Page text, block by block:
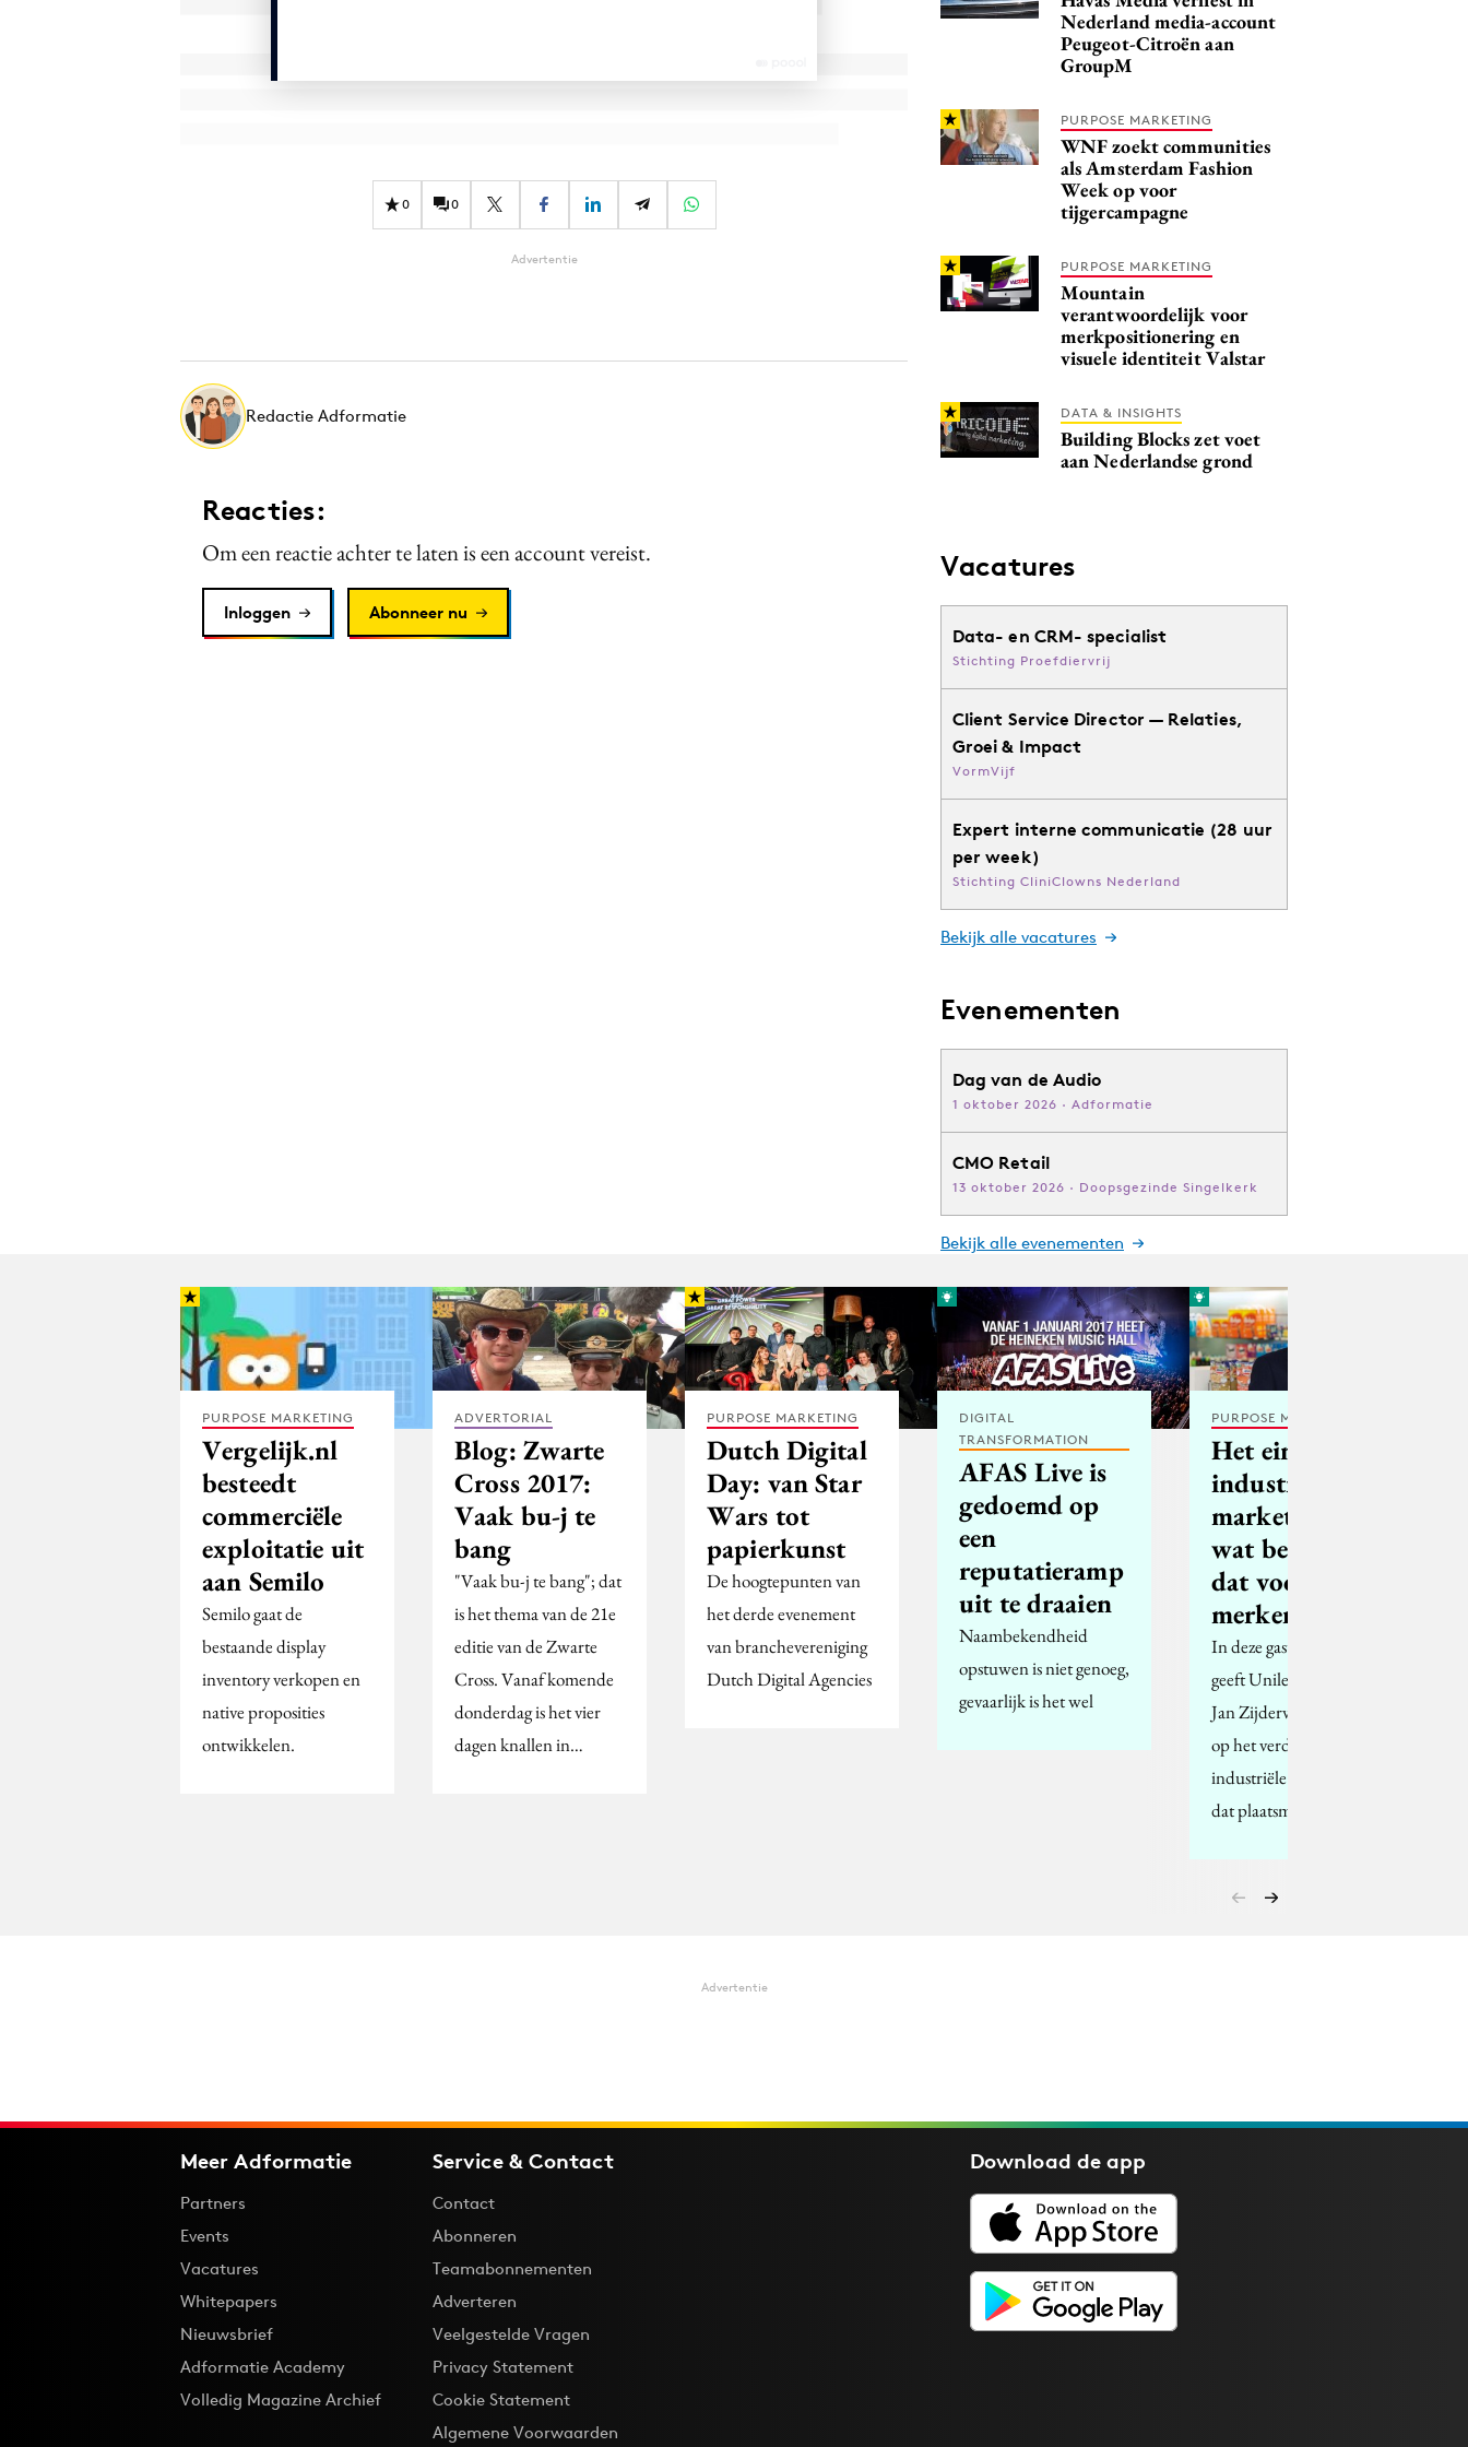
0 0
Advertentie
Redactie Adformatie
Reacties:
Om een reactie achter te laten is een account vereist.
Inloggen Abonneer nu
Nederland media-account
Peugeot-Citroën aan
GroupM
PURPOSE MARKETING
WNF zoekt communities
als Amsterdam Fashion
Week op voor
tijgercampagne
PURPOSE MARKETING
Mountain
verantwoordelijk voor
merkpositionering en
visuele identiteit Valstar
DATA & INSIGHTS
Building Blocks zet voet
aan Nederlandse grond
Vacatures
Data- en CRM- specialist
Stichting Proefdiervrij
Client Service Director — Relaties,
Groei & Impact
VormVijf
Expert interne communicatie (28 uur
per week)
Stichting CliniClowns Nederland
Bekijk alle vacatures
Evenementen
Dag van de Audio
1 oktober 2026 · Adformatie
CMO Retail
13 oktober 2026 · Doopsgezinde Singelkerk
Bekijk alle evenementen
PURPOSE MARKETING
Vergelijk.nl
besteedt
commerciële
exploitatie uit
aan Semilo
Semilo gaat de
bestaande display
inventory verkopen en
native proposities
ontwikkelen.
ADVERTORIAL
Blog: Zwarte
Cross 2017:
Vaak bu-j te
bang
"Vaak bu-j te bang"; dat
is het thema van de 21e
editie van de Zwarte
Cross. Vanaf komende
donderdag is het vier
dagen knallen in…
PURPOSE MARKETING
Dutch Digital
Day: van Star
Wars tot
papierkunst
De hoogtepunten van
het derde evenement
van branchevereniging
Dutch Digital Agencies
DIGITAL
TRANSFORMATION
AFAS Live is
gedoemd op
een
reputatieramp
uit te draaien
Naambekendheid
opstuwen is niet genoeg,
gevaarlijk is het wel
PURPOSE MARKETING
Het einde van
industriële
marketing:
wat betekent
dat voor
merken?
In deze gastbijdrage
geeft Unilever-topman
Jan Zijderveld zijn visie
op het verdwijnen van
industriële marketing,
dat plaatsmaakt voor…
Advertentie
Meer Adformatie
Partners
Events
Vacatures
Whitepapers
Nieuwsbrief
Adformatie Academy
Volledig Magazine Archief
Service & Contact
Contact
Abonneren
Teamabonnementen
Adverteren
Veelgestelde Vragen
Privacy Statement
Cookie Statement
Algemene Voorwaarden
Download deapp